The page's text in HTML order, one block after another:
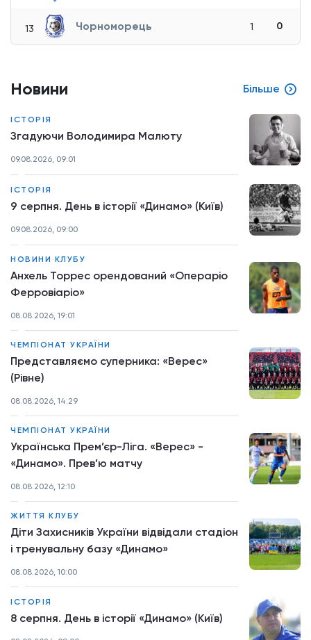
13 Чорноморець 1 0
Новини Більше
ІСТОРІЯ
Згадуючи Володимира Малюту
09.08.2026, 09:01
ІСТОРІЯ
9 серпня. День в історії «Динамо» (Київ)
09.08.2026, 09:00
НОВИНИ КЛУБУ
Анхель Торрес орендований «Операріо
Ферровіаріо»
08.08.2026, 19:01
ЧЕМПІОНАТ УКРАЇНИ
Представляємо суперника: «Верес»
(Рівне)
08.08.2026, 14:29
ЧЕМПІОНАТ УКРАЇНИ
Українська Прем’єр-Ліга. «Верес» -
«Динамо». Прев’ю матчу
08.08.2026, 12:10
ЖИТТЯ КЛУБУ
Діти Захисників України відвідали стадіон
і тренувальну базу «Динамо»
08.08.2026, 10:00
ІСТОРІЯ
8 серпня. День в історії «Динамо» (Київ)